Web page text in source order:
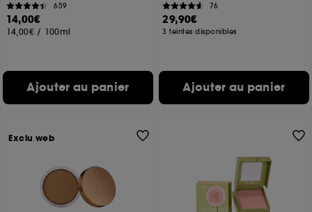
659
14,00€
14,00€ / 100ml
Ajouter au panier
76
29,90€
3 teintes disponibles
Ajouter au panier
Exclu web